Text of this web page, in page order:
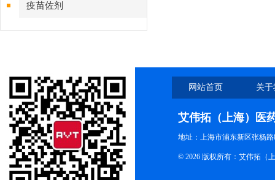
疫苗佐剂
网站首页 关
艾伟拓（上海）医
地址：上海市浦东新区张杨
© 2026 版权所有：艾伟拓（